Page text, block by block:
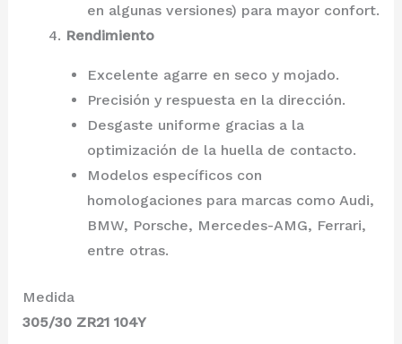
en algunas versiones) para mayor confort.
Rendimiento
Excelente agarre en seco y mojado.
Precisión y respuesta en la dirección.
Desgaste uniforme gracias a la
optimización de la huella de contacto.
Modelos específicos con
homologaciones para marcas como Audi,
BMW, Porsche, Mercedes-AMG, Ferrari,
entre otras.
Medida
305/30 ZR21 104Y